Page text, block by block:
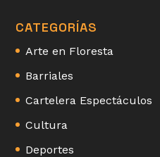
CATEGORÍAS
Arte en Floresta
Barriales
Cartelera Espectáculos
Cultura
Deportes